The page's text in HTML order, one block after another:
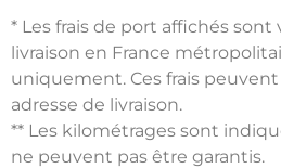
* Les frais de port affichés sont
livraison en France
uniquement. Ces frais
adresse de livraison.
** Les kilométrages sont
ne peuvent pas être garantis.